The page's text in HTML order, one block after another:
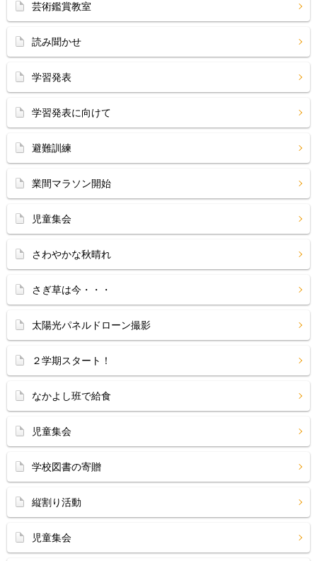
芸術鑑賞教室
読み聞かせ
学習発表
学習発表に向けて
避難訓練
業間マラソン開始
児童集会
さわやかな秋晴れ
さぎ草は今・・・
太陽光パネルドローン撮影
２学期スタート！
なかよし班で給食
児童集会
学校図書の寄贈
縦割り活動
児童集会